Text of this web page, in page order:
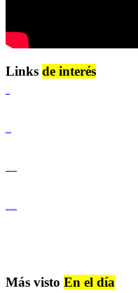
Links de interés
Más visto En el día